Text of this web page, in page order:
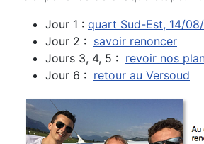
Jour 1 : quart Sud-Est, 14/
Jour 2 : savoir renoncer
Jours 3, 4, 5 : revoir nos
Jour 6 : retour au Versoud